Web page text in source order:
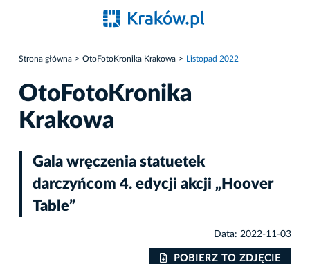
Strona główna OtoFotoKronika Krakowa Listopad 2022
OtoFotoKronika
Krakowa
Gala wręczenia statuetek
darczyńcom 4. edycji akcji „Hoover
Table”
Data: 2022-11-03
POBIERZ TO ZDJĘCIE